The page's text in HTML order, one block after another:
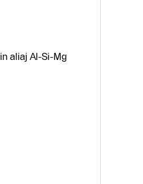
aliaj Al-Si-Mg